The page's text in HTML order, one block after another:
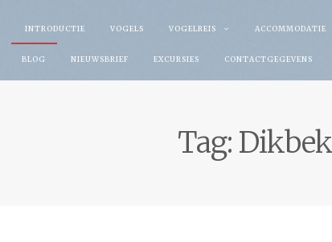
INTRODUCTIE VOGELS VOGELREIS ACCOMMODATIE
BLOG NIEUWSBRIEF EXCURSIES CONTACTGEGEVENS
Tag: